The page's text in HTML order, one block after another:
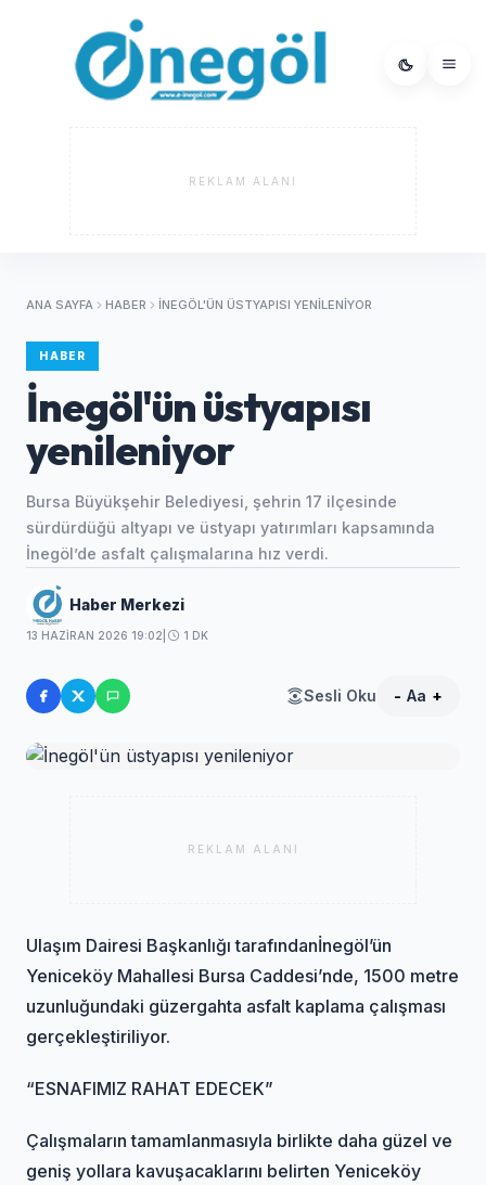
REKLAM ALANI
ANA SAYFA HABER İNEGÖL'ÜN ÜSTYAPISI YENILENIYOR
HABER
İnegöl'ün üstyapısı
yenileniyor
Bursa Büyükşehir Belediyesi, şehrin 17 ilçesinde
sürdürdüğü altyapı ve üstyapı yatırımları kapsamında
İnegöl’de asfalt çalışmalarına hız verdi.
Haber Merkezi
13 HAZIRAN 2026 19:02 1 DK
Sesli Oku - Aa +
REKLAM ALANI
Ulaşım Dairesi Başkanlığı tarafındanİnegöl’ün
Yeniceköy Mahallesi Bursa Caddesi’nde, 1500 metre
uzunluğundaki güzergahta asfalt kaplama çalışması
gerçekleştiriliyor.
“ESNAFIMIZ RAHAT EDECEK”
Çalışmaların tamamlanmasıyla birlikte daha güzel ve
geniş yollara kavuşacaklarını belirten Yeniceköy